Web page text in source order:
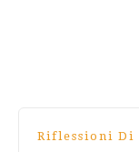
Riflessioni Di